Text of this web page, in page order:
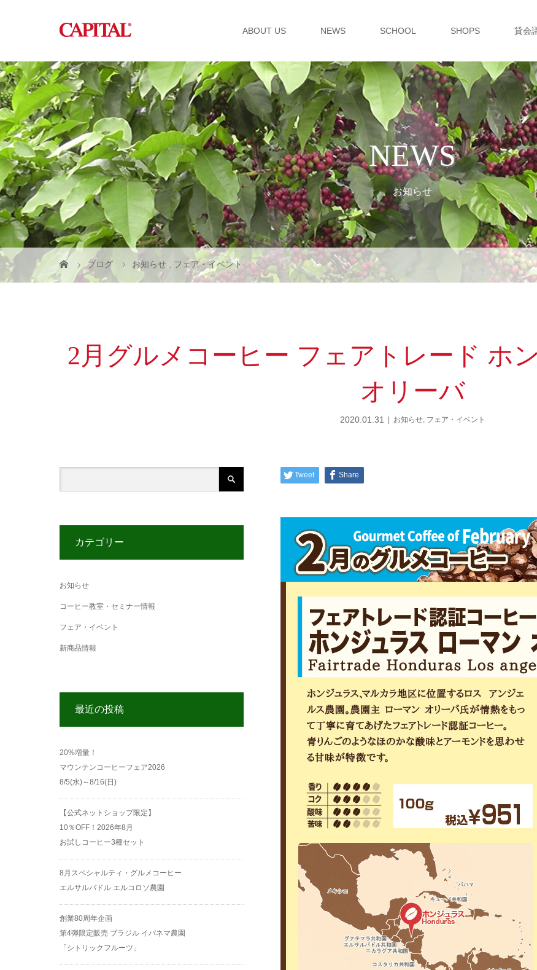
ABOUT US NEWS SCHOOL SHOPS 貸会
NEWS
お知らせ
ブログ お知らせ フェア・イベント
2月グルメコーヒー フェアトレード ホ
オリーバ
2020.01.31 お知らせ, フェア・イベント
Tweet Share
カテゴリー
お知らせ
コーヒー教室・セミナー情報
フェア・イベント
新商品情報
最近の投稿
20%増量！
マウンテンコーヒーフェア2026
8/5(水)～8/16(日)
【公式ネットショップ限定】
10％OFF！2026年8月
お試しコーヒー3種セット
8月スペシャルティ・グルメコーヒー
エルサルバドル エルコロソ農園
創業80周年企画
第4弾限定販売 ブラジル イパネマ農園
「シトリックフルーツ」